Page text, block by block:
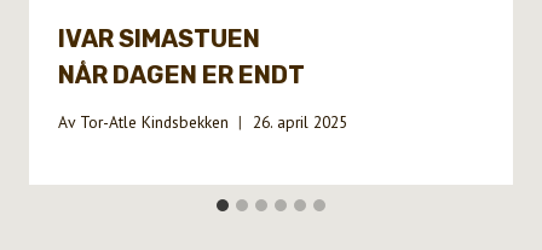
IVAR SIMASTUEN
NÅR DAGEN ER ENDT
Av Tor-Atle Kindsbekken 26. april 2025